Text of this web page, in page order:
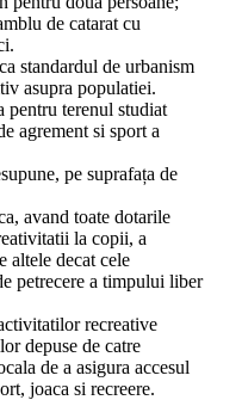
de catarat cu
standardul de urbanism
asupra populatiei.
pentru terenul studiat
agrement si sport a
pe suprafața de
avand toate dotarile
la copii, a
altele decat cele
petrecere a timpului liber
recreative
depuse de catre
de a asigura accesul
joaca si recreere.